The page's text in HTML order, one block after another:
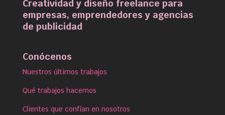
Creatividad y diseño freelance para
empresas, emprendedores y agencias
de publicidad
Conócenos
Nuestros últimos trabajos
Qué trabajos hacemos
Clientes que confían en nosotros